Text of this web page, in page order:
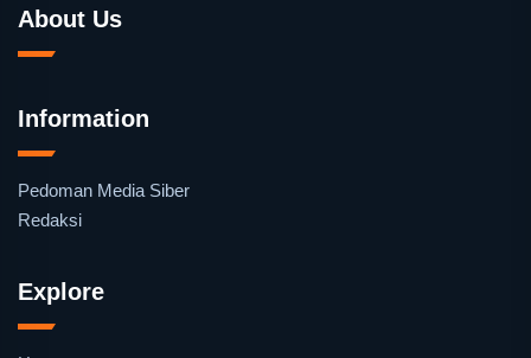
About Us
Information
Pedoman Media Siber
Redaksi
Explore